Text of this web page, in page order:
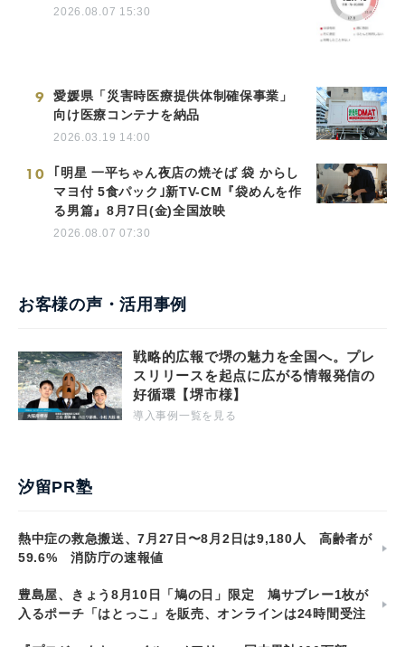
2026.08.07 15:30
9
愛媛県「災害時医療提供体制確保事業」
向け医療コンテナを納品
2026.03.19 14:00
10
｢明星 一平ちゃん夜店の焼そば 袋 からし
マヨ付 5食パック｣新TV-CM『袋めんを作
る男篇』8月7日(金)全国放映
2026.08.07 07:30
お客様の声・活用事例
戦略的広報で堺の魅力を全国へ。プレ
スリリースを起点に広がる情報発信の
好循環【堺市様】
導入事例一覧を見る
汐留PR塾
熱中症の救急搬送、7月27日〜8月2日は9,180人 高齢者が
59.6% 消防庁の速報値
豊島屋、きょう8月10日「鳩の日」限定 鳩サブレー1枚が
入るポーチ「はとっこ」を販売、オンラインは24時間受注